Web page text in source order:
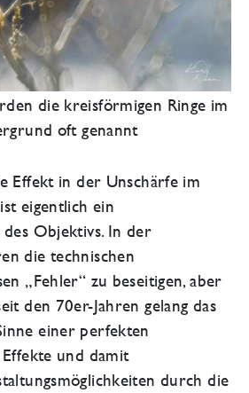
die kreisförmigen Ringe im
oft genannt
Effekt in der Unschärfe im
eigentlich ein
Objektivs. In der
die technischen
„Fehler“ zu beseitigen, aber
den 70er-Jahren gelang das
einer perfekten
und damit
durch die